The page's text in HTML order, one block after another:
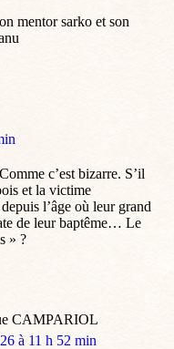
mentor sarko et son
c’est bizarre. S’il
et la victime
l’âge où leur grand
de leur baptême… Le
» ?
CAMPARIOL
à 11 h 52 min